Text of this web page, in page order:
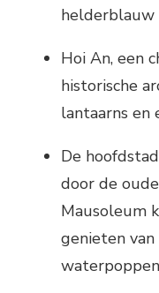
helderblauw
Hoi An, een
historische
lantaarns en
De
door de
Mausoleum
genieten